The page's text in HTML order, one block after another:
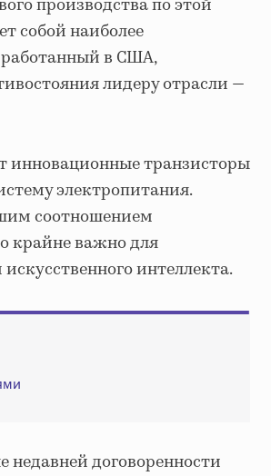
производства по этой
собой наиболее
в США,
лидеру отрасли —
инновационные транзисторы
электропитания.
соотношением
крайне важно для
интеллекта.
недавней договоренности